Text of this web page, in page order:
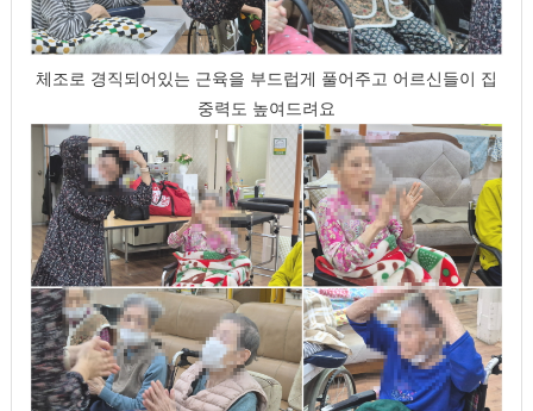
체조로 경직되어있는 근육을 부드럽게 풀어주고 어르신들이 집
중력도 높여드려요